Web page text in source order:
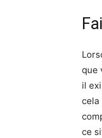
que
il
cela
ce